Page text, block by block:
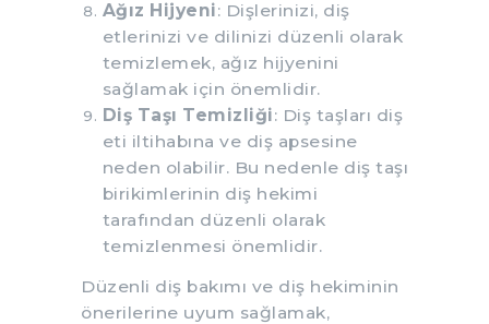
Ağız Hijyeni: Dişlerinizi, diş
etlerinizi ve dilinizi düzenli olarak
temizlemek, ağız hijyenini
sağlamak için önemlidir.
Diş Taşı Temizliği: Diş taşları diş
eti iltihabına ve diş apsesine
neden olabilir. Bu nedenle diş taşı
birikimlerinin diş hekimi
tarafından düzenli olarak
temizlenmesi önemlidir.
Düzenli diş bakımı ve diş hekiminin
önerilerine uyum sağlamak,